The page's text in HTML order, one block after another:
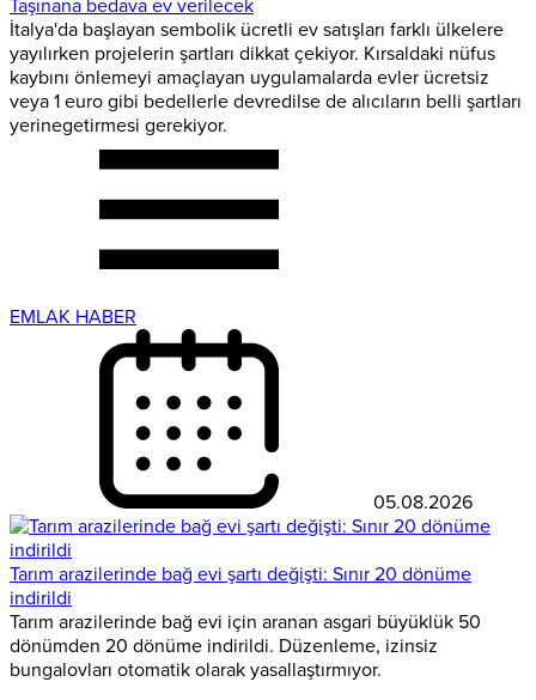
Taşınana bedava ev verilecek
İtalya'da başlayan sembolik ücretli ev satışları farklı ülkelere
yayılırken projelerin şartları dikkat çekiyor. Kırsaldaki nüfus
kaybını önlemeyi amaçlayan uygulamalarda evler ücretsiz
veya 1 euro gibi bedellerle devredilse de alıcıların belli şartları
yerinegetirmesi gerekiyor.
EMLAK HABER
05.08.2026
Tarım arazilerinde bağ evi şartı değişti: Sınır 20 dönüme
indirildi
Tarım arazilerinde bağ evi için aranan asgari büyüklük 50
dönümden 20 dönüme indirildi. Düzenleme, izinsiz
bungalovları otomatik olarak yasallaştırmıyor.